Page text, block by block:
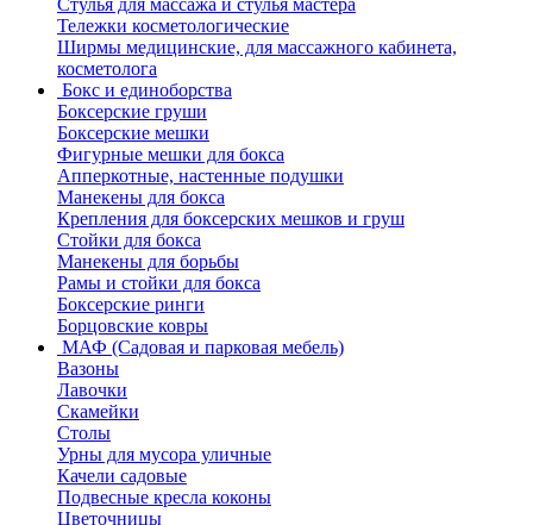
Стулья для массажа и стулья мастера
Тележки косметологические
Ширмы медицинские, для массажного кабинета,
косметолога
Бокс и единоборства
Боксерские груши
Боксерские мешки
Фигурные мешки для бокса
Апперкотные, настенные подушки
Манекены для бокса
Крепления для боксерских мешков и груш
Стойки для бокса
Манекены для борьбы
Рамы и стойки для бокса
Боксерские ринги
Борцовские ковры
МАФ (Садовая и парковая мебель)
Вазоны
Лавочки
Скамейки
Столы
Урны для мусора уличные
Качели садовые
Подвесные кресла коконы
Цветочницы